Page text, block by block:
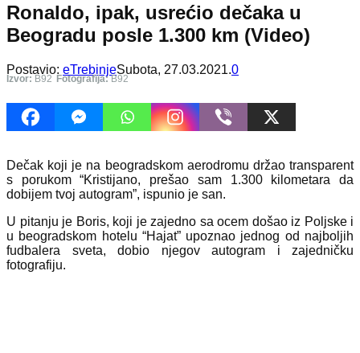
Ronaldo, ipak, usrećio dečaka u
Beogradu posle 1.300 km (Video)
Postavio: eTrebinjeSubota, 27.03.2021.0
Izvor: B92 Fotografija:B92
Dečak koji je na beogradskom aerodromu držao transparent
s porukom “Kristijano, prešao sam 1.300 kilometara da
dobijem tvoj autogram”, ispunio je san.
U pitanju je Boris, koji je zajedno sa ocem došao iz Poljske i
u beogradskom hotelu “Hajat” upoznao jednog od najboljih
fudbalera sveta, dobio njegov autogram i zajedničku
fotografiju.